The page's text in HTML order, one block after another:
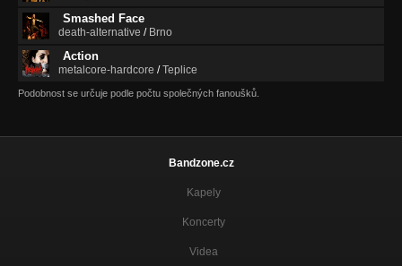
Smashed Face
death-alternative / Brno
Action
metalcore-hardcore /Teplice
Podobnost se určuje podle počtu společných fanoušků.
Bandzone.cz
Kapely
Koncerty
Videa